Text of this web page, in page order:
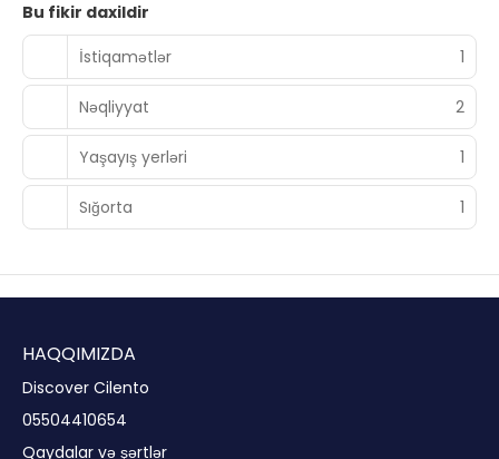
Bu fikir daxildir
İstiqamətlər
1
Nəqliyyat 2
Yaşayış yerləri 1
Sığorta 1
HAQQIMIZDA
Discover Cilento
05504410654
Qaydalar və şərtlər